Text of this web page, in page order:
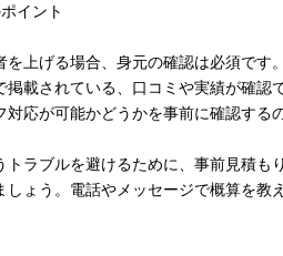
イント
上げる場合、身元の確認は必須です
掲載されている、口コミや実績が確
応が可能かどうかを事前に確認する
トラブルを避けるために、事前見積も
ょう。電話やメッセージで概算を教